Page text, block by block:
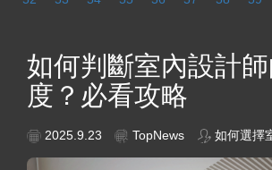
如何判斷室內設計
度？必看攻略
2025.9.23 TopNews 如何選擇